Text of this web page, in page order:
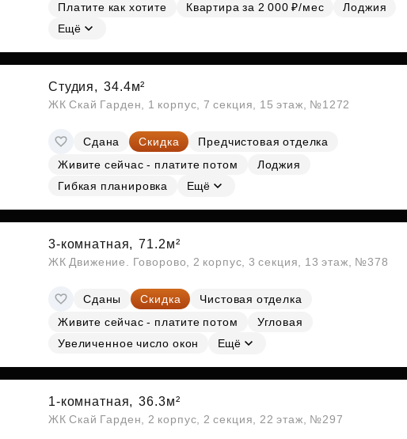
Платите как хотите
Квартира за 2 000 ₽/мес
Лоджия
Ещё
Студия, 34.4м²
ЖК Скай Гарден, 1 корпус, 7 секция, 15 этаж, №1272
Сдана Скидка
Предчистовая отделка
Живите сейчас - платите потом
Лоджия
Гибкая планировка
Ещё
3-комнатная, 71.2м²
ЖК Движение. Говорово, 2 корпус, 3 секция, 13 этаж, №378
Сданы Скидка
Чистовая отделка
Живите сейчас - платите потом
Угловая
Увеличенное число окон
Ещё
1-комнатная, 36.3м²
ЖК Скай Гарден, 2 корпус, 2 секция, 22 этаж, №297